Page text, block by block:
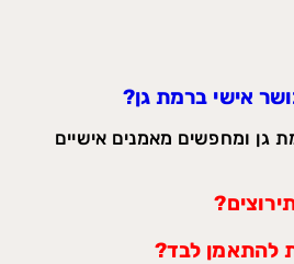
אישי ברמת גן?
גן ומחפשים מאמנים אישיים
להתאמן לבד?